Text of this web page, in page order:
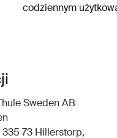
codziennym
Sweden AB
73 Hillerstorp,